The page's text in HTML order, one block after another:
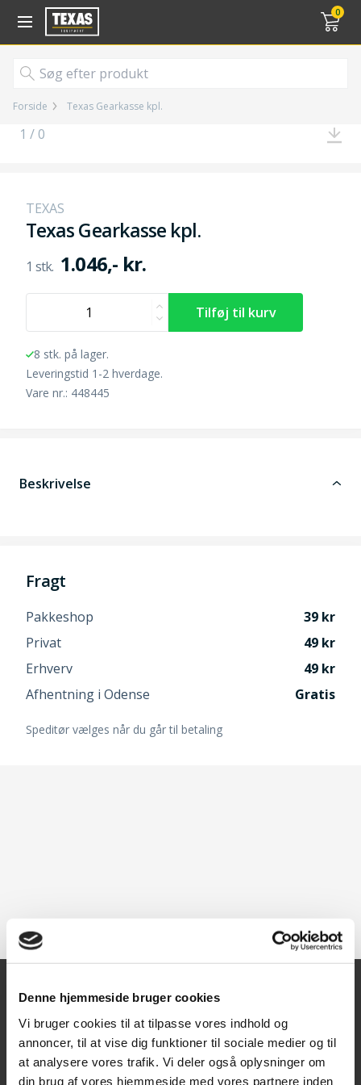
Denne hjemmeside bruger cookies
Vi bruger cookies til at tilpasse vores indhold og
annoncer, til at vise dig funktioner til sociale medier og til
at analysere vores trafik. Vi deler også oplysninger om
din brug af vores hjemmeside med vores partnere inden
0
Gå til kurv (
Forside Texas Gearkasse kpl.
1 / 0
TEXAS
Texas Gearkasse kpl.
1.046,- kr.
8 stk. på lager.
Leveringstid 1-2 hverdage.
Vare nr.: 448445
Beskrivelse
Fragt
Pakkeshop
39
Privat
49
Erhverv
49
Afhentning i Odense
Gratis
Speditør vælges når du går til betaling
Kontakt
Texas A/S
Knullen 22